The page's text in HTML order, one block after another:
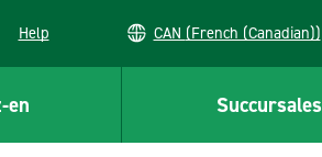
Help CAN (French (Canadian))
en Succursales